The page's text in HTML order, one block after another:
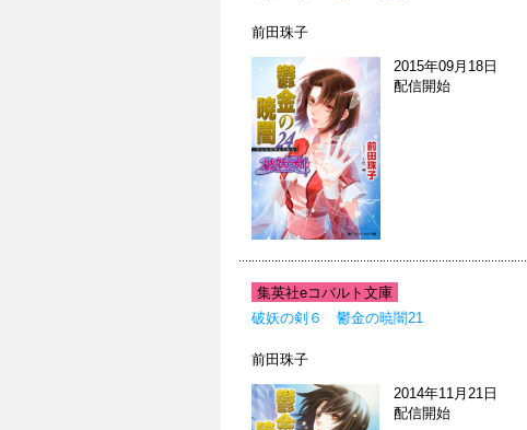
前田珠子
2015年09月18日
配信開始
集英社eコバルト文庫
破妖の剣６ 鬱金の暁闇21
前田珠子
2014年11月21日
配信開始